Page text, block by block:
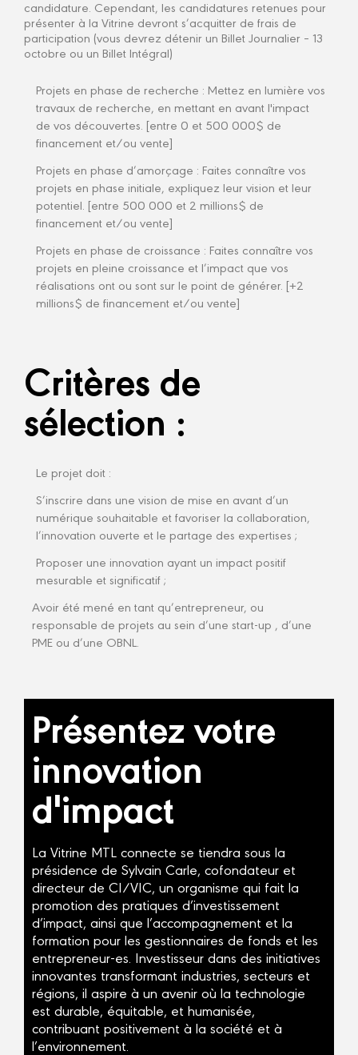
candidature. Cependant, les candidatures retenues pour
présenter à la Vitrine devront s’acquitter de frais de
participation (vous devrez détenir un Billet Journalier – 13
octobre ou un Billet Intégral)
Projets en phase de recherche : Mettez en lumière vos
travaux de recherche, en mettant en avant l'impact
de vos découvertes. [entre 0 et 500 000$ de
financement et/ou vente]
Projets en phase d’amorçage : Faites connaître vos
projets en phase initiale, expliquez leur vision et leur
potentiel. [entre 500 000 et 2 millions$ de
financement et/ou vente]
Projets en phase de croissance : Faites connaître vos
projets en pleine croissance et l’impact que vos
réalisations ont ou sont sur le point de générer. [+2
millions$ de financement et/ou vente]
Critères de
sélection :
Le projet doit :
S’inscrire dans une vision de mise en avant d’un
numérique souhaitable et favoriser la collaboration,
l’innovation ouverte et le partage des expertises ;
Proposer une innovation ayant un impact positif
mesurable et significatif ;
Avoir été mené en tant qu’entrepreneur, ou
responsable de projets au sein d’une start-up , d’une
PME ou d’une OBNL.
Présentez votre
innovation
d'impact ​
La Vitrine MTL connecte se tiendra sous la
présidence de Sylvain Carle, cofondateur et
directeur de CI/VIC, un organisme qui fait la
promotion des pratiques d’investissement
d’impact, ainsi que l’accompagnement et la
formation pour les gestionnaires de fonds et les
entrepreneur-es. Investisseur dans des initiatives
innovantes transformant industries, secteurs et
régions, il aspire à un avenir où la technologie
est durable, équitable, et humanisée,
contribuant positivement à la société et à
l’environnement.